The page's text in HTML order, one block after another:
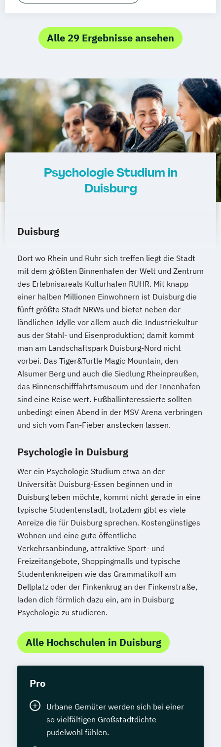
Alle 29 Ergebnisse ansehen
Psychologie Studium in
Duisburg
Duisburg
Dort wo Rhein und Ruhr sich treffen liegt die Stadt
mit dem größten Binnenhafen der Welt und Zentrum
des Erlebnisareals Kulturhafen RUHR. Mit knapp
einer halben Millionen Einwohnern ist Duisburg die
fünft größte Stadt NRWs und bietet neben der
ländlichen Idylle vor allem auch die Industriekultur
aus der Stahl- und Eisenproduktion; damit kommt
man am Landschaftspark Duisburg-Nord nicht
vorbei. Das Tiger&Turtle Magic Mountain, den
Alsumer Berg und auch die Siedlung Rheinpreußen,
das Binnenschifffahrtsmuseum und der Innenhafen
sind eine Reise wert. Fußballinteressierte sollten
unbedingt einen Abend in der MSV Arena verbringen
und sich vom Fan-Fieber anstecken lassen.
Psychologie in Duisburg
Wer ein Psychologie Studium etwa an der
Universität Duisburg-Essen beginnen und in
Duisburg leben möchte, kommt nicht gerade in eine
typische Studentenstadt, trotzdem gibt es viele
Anreize die für Duisburg sprechen. Kostengünstiges
Wohnen und eine gute öffentliche
Verkehrsanbindung, attraktive Sport- und
Freizeitangebote, Shoppingmalls und typische
Studentenkneipen wie das Grammatikoff am
Dellplatz oder der Finkenkrug an der Finkenstraße,
laden dich förmlich dazu ein, am in Duisburg
Psychologie zu studieren.
Alle Hochschulen in Duisburg
Pro
Urbane Gemüter werden sich bei einer
so vielfältigen Großstadtdichte
pudelwohl fühlen.